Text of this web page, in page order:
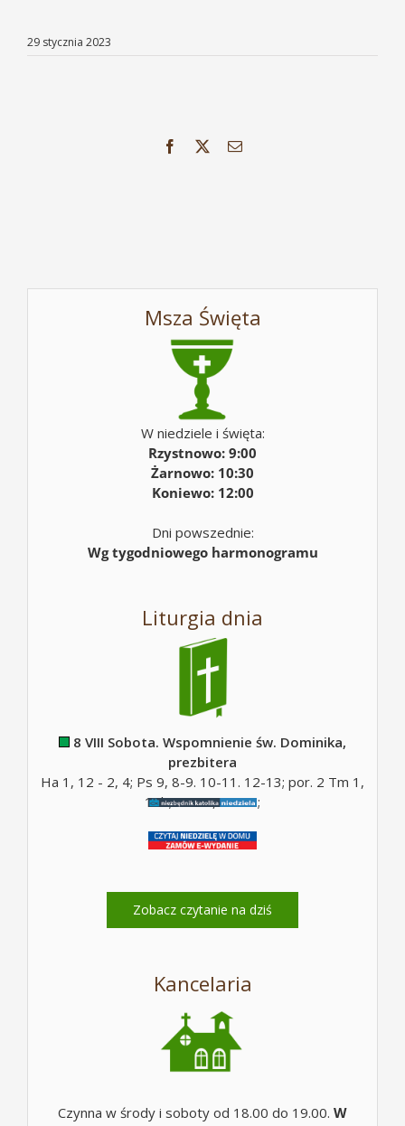
29 stycznia 2023
Facebook Email
Msza Święta
W niedziele i święta:
Rzystnowo: 9:00
Żarnowo: 10:30
Koniewo: 12:00
Dni powszednie:
Wg tygodniowego harmonogramu
Liturgia dnia
8 VIII Sobota. Wspomnienie św. Dominika,
prezbitera
Ha 1, 12 - 2, 4; Ps 9, 8-9. 10-11. 12-13; por. 2 Tm 1,
10b; Mt 17, 14-20;
Zobacz czytanie na dziś
Kancelaria
Czynna w środy i soboty od 18.00 do 19.00. W